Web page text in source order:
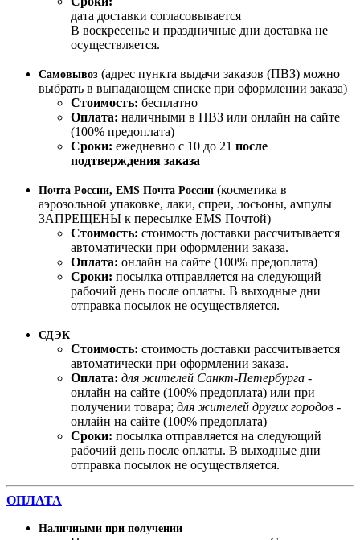
дата доставки согласовывается
В воскресенье и праздничные дни доставка не
осуществляется.
Самовывоз (адрес пункта выдачи заказов (ПВЗ) можно
выбрать в выпадающем списке при оформлении заказа)
Стоимость: бесплатно
Оплата: наличными в ПВЗ или онлайн на сайте
(100% предоплата)
Сроки: ежедневно с 10 до 21 после
подтверждения заказа
Почта России, EMS Почта России (косметика в
аэрозольной упаковке, лаки, спреи, лосьоны, ампулы
ЗАПРЕЩЕНЫ к пересылке EMS Почтой)
Стоимость: стоимость доставки рассчитывается
автоматически при оформлении заказа.
Оплата: онлайн на сайте (100% предоплата)
Сроки: посылка отправляется на следующий
рабочий день после оплаты. В выходные дни
отправка посылок не осуществляется.
СДЭК
Стоимость: стоимость доставки рассчитывается
автоматически при оформлении заказа.
Оплата: для жителей Санкт-Петербурга -
онлайн на сайте (100% предоплата) или при
получении товара; для жителей других городов -
онлайн на сайте (100% предоплата)
Сроки: посылка отправляется на следующий
рабочий день после оплаты. В выходные дни
отправка посылок не осуществляется.
ОПЛАТА
Наличными при получении